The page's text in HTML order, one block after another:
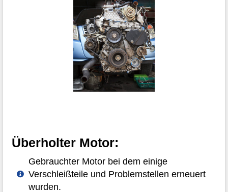
Überholter Motor:
Gebrauchter Motor bei dem einige
Verschleißteile und Problemstellen erneuert
wurden.